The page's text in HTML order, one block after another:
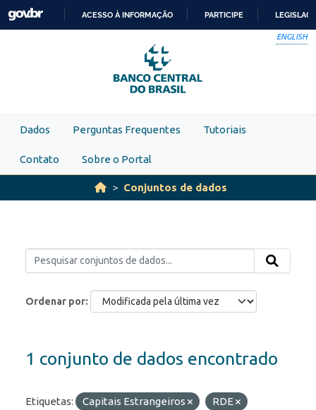
Skip to main content
PARA
O
CONTEÚDO
ACESSO À INFORMAÇÃO PARTICIPE
ENGLISH
Dados Perguntas Frequentes Tutoriais
Contato Sobre o Portal
Conjuntos de dados
Ordenar por
1 conjunto de dados encontrado
Etiquetas: Capitais Estrangeiros
RDE